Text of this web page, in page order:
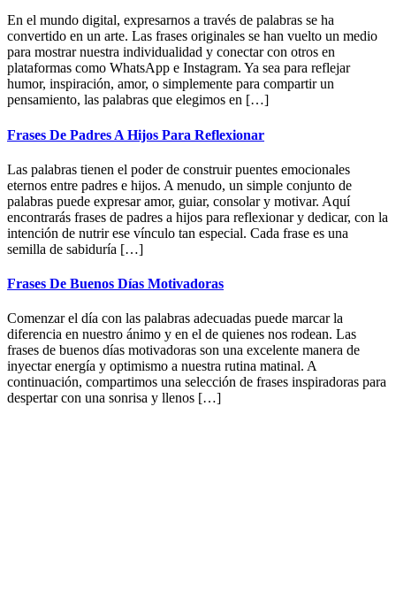
En el mundo digital, expresarnos a través de palabras se ha
convertido en un arte. Las frases originales se han vuelto un medio
para mostrar nuestra individualidad y conectar con otros en
plataformas como WhatsApp e Instagram. Ya sea para reflejar
humor, inspiración, amor, o simplemente para compartir un
pensamiento, las palabras que elegimos en […]
Frases De Padres A Hijos Para Reflexionar
Las palabras tienen el poder de construir puentes emocionales
eternos entre padres e hijos. A menudo, un simple conjunto de
palabras puede expresar amor, guiar, consolar y motivar. Aquí
encontrarás frases de padres a hijos para reflexionar y dedicar, con la
intención de nutrir ese vínculo tan especial. Cada frase es una
semilla de sabiduría […]
Frases De Buenos Días Motivadoras
Comenzar el día con las palabras adecuadas puede marcar la
diferencia en nuestro ánimo y en el de quienes nos rodean. Las
frases de buenos días motivadoras son una excelente manera de
inyectar energía y optimismo a nuestra rutina matinal. A
continuación, compartimos una selección de frases inspiradoras para
despertar con una sonrisa y llenos […]